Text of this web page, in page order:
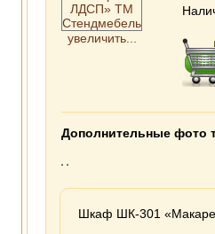
увеличить...
Дополнительные фото
Шкаф ШК-301